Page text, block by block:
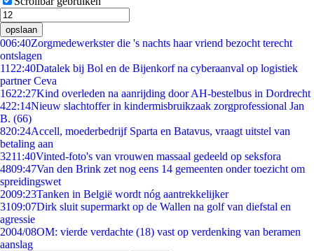
opslaan
006:40Zorgmedewerkster die 's nachts haar vriend bezocht terecht
ontslagen
11 22:40Datalek bij Bol en de Bijenkorf na cyberaanval op logistiek
partner Ceva
1622:27Kind overleden na aanrijding door AH-bestelbus in Dordrecht
422:14Nieuw slachtoffer in kindermisbruikzaak zorgprofessional Jan
B. (66)
820:24Accell, moederbedrijf Sparta en Batavus, vraagt uitstel van
betaling aan
3211:40Vinted-foto's van vrouwen massaal gedeeld op seksfora
4809:47Van den Brink zet nog eens 14 gemeenten onder toezicht om
spreidingswet
2009:23Tanken in België wordt nóg aantrekkelijker
3109:07Dirk sluit supermarkt op de Wallen na golf van diefstal en
agressie
2004/08OM: vierde verdachte (18) vast op verdenking van beramen
aanslag